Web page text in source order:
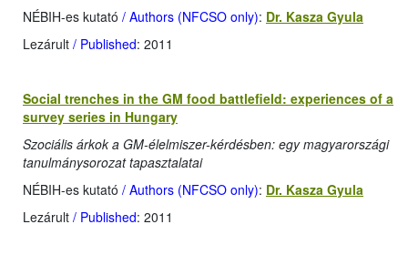
NÉBIH-es kutató / Authors (NFCSO only): Dr. Kasza Gyula
Lezárult / Published: 2011
Social trenches in the GM food battlefield: experiences of a
survey series in Hungary
Szociális árkok a GM-élelmiszer-kérdésben: egy magyarországi
tanulmánysorozat tapasztalatai
NÉBIH-es kutató / Authors (NFCSO only): Dr. Kasza Gyula
Lezárult / Published: 2011